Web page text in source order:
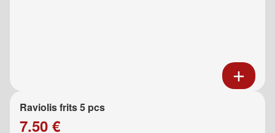
Raviolis frits 5 pcs
7.50 €